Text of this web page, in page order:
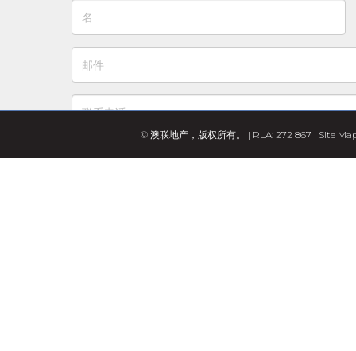
© 澳联地产，版权所有。 | RLA: 272 867 | Site